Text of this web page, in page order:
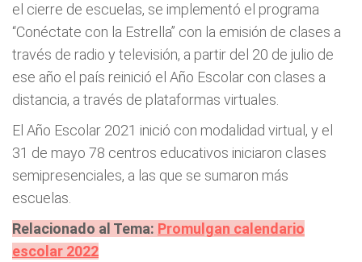
el cierre de escuelas, se implementó el programa
“Conéctate con la Estrella” con la emisión de clases a
través de radio y televisión, a partir del 20 de julio de
ese año el país reinició el Año Escolar con clases a
distancia, a través de plataformas virtuales.
El Año Escolar 2021 inició con modalidad virtual, y el
31 de mayo 78 centros educativos iniciaron clases
semipresenciales, a las que se sumaron más
escuelas.
Relacionado al Tema: Promulgan calendario
escolar 2022